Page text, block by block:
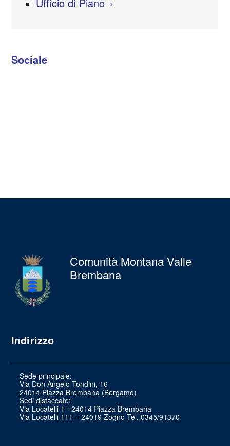
Sociale
Comunità Montana Valle
Brembana
Indirizzo
Sede principale:
Via Don Angelo Tondini, 16
24014 Piazza Brembana (Bergamo)
Sedi distaccate:
Via Locatelli 1 - 24014 Piazza Brembana
Via Locatelli 111 – 24019 Zogno Tel. 0345/91370